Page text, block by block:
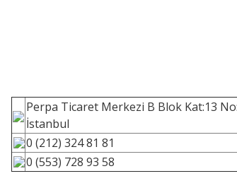
Perpa Ticaret Merkezi B Blok Kat:13
İstanbul
0 (212) 324 81 81
0 (553) 728 93 58